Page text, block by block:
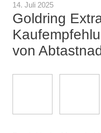
14. Juli 2025
Goldring
von